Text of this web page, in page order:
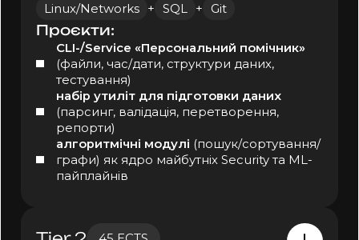
аудит від Attack Surface до рекомендацій
для C-level
Ключові навички:
AI Threat Modeling & Risk
GRC for AI (GDPR, EU AI Act, NIST AI RMF)
IAM Design
Full-cycle AI Security Audit
комунікація з CISO
юристами та менеджментом
Linux/Networks
+ SQL + Git
Проєкти:
CLI-/Service «Персональний помічник»
(файли, час/дати, структури даних,
тестування)
набір утиліт для підготовки даних
(парсинг, валідація, перетворення,
репорти)
алгоритмічні модулі (пошук/сортування/
графи) як ядро майбутніх Security та ML-
пайплайнів